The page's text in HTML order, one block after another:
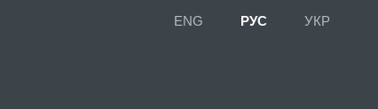
ENG РУС УКР